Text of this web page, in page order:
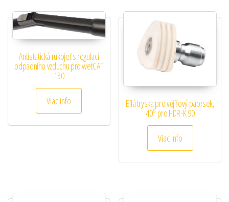
Antistatická rukojeť s regulací
odpadního vzduchu pro wetCAT
130
Viac info Bílá tryska pro vějířový paprsek,
40° pro HDR-K 90
Viac info